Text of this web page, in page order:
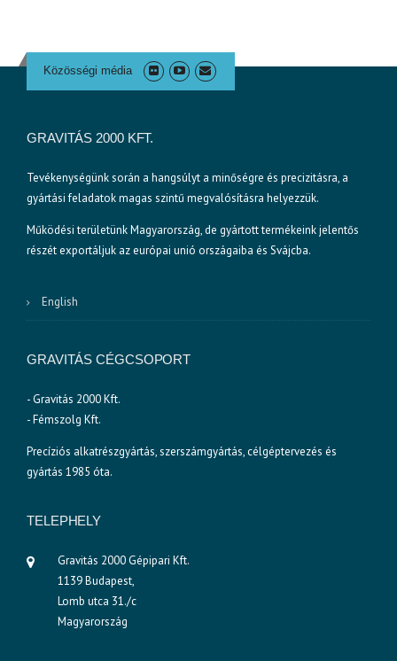
Közösségi média
GRAVITÁS 2000 KFT.
Tevékenységünk során a hangsúlyt a minőségre és precizitásra, a
gyártási feladatok magas szintű megvalósításra helyezzük.
Működési területünk Magyarország, de gyártott termékeink jelentős
részét exportáljuk az európai unió országaiba és Svájcba.
English
GRAVITÁS CÉGCSOPORT
- Gravitás 2000 Kft.
- Fémszolg Kft.
Precíziós alkatrészgyártás, szerszámgyártás, célgéptervezés és
gyártás 1985 óta.
TELEPHELY
Gravitás 2000 Gépipari Kft.
1139 Budapest,
Lomb utca 31./c
Magyarország